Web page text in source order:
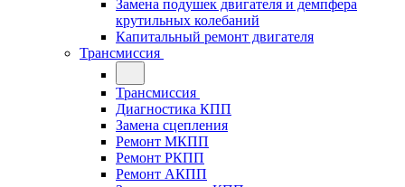
Замена подушек двигателя и демпфера
крутильных колебаний
Капитальный ремонт двигателя
Трансмиссия
Трансмиссия
Диагностика КПП
Замена сцепления
Ремонт МКПП
Ремонт РКПП
Ремонт АКПП